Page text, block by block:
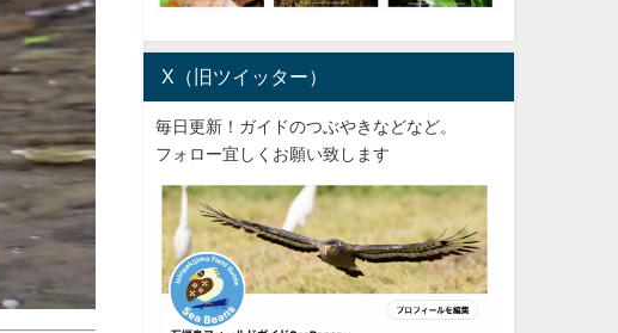
X（旧ツイッター）
毎日更新！ガイドのつぶやきなどなど。
フォロー宜しくお願い致します